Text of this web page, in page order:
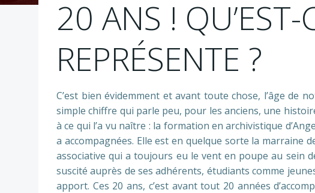
20 ANS !
REPRÉSENTE ?
C’est bien évidemment et avant toute chose, l’âge de
simple chiffre qui parle peu, pour les anciens, une
à ce qui l’a vu naître : la formation en archivistique
a accompagnées. Elle est en quelque sorte la marraine
associative qui a toujours eu le vent en poupe au sein
suscité auprès de ses adhérents, étudiants comme
apport. Ces 20 ans, c’est avant tout 20 années